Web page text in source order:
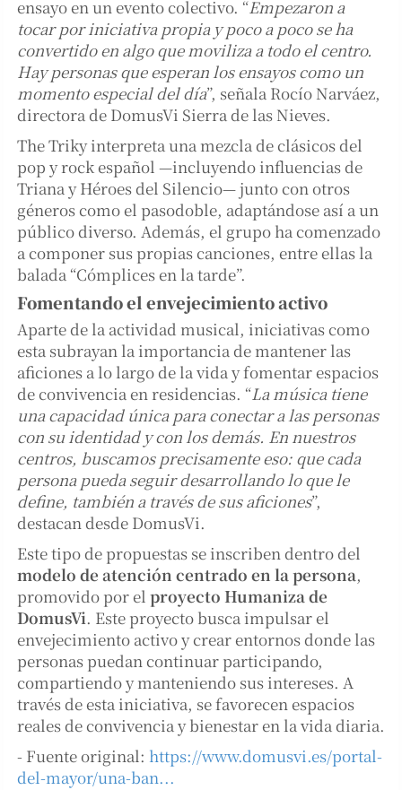
ensayo en un evento colectivo. “Empezaron a
tocar por iniciativa propia y poco a poco se ha
convertido en algo que moviliza a todo el centro.
Hay personas que esperan los ensayos como un
momento especial del día”, señala Rocío Narváez,
directora de DomusVi Sierra de las Nieves.
The Triky interpreta una mezcla de clásicos del
pop y rock español —incluyendo influencias de
Triana y Héroes del Silencio— junto con otros
géneros como el pasodoble, adaptándose así a un
público diverso. Además, el grupo ha comenzado
a componer sus propias canciones, entre ellas la
balada “Cómplices en la tarde”.
Fomentando el envejecimiento activo
Aparte de la actividad musical, iniciativas como
esta subrayan la importancia de mantener las
aficiones a lo largo de la vida y fomentar espacios
de convivencia en residencias. “La música tiene
una capacidad única para conectar a las personas
con su identidad y con los demás. En nuestros
centros, buscamos precisamente eso: que cada
persona pueda seguir desarrollando lo que le
define, también a través de sus aficiones”,
destacan desde DomusVi.
Este tipo de propuestas se inscriben dentro del
modelo de atención centrado en la persona,
promovido por el proyecto Humaniza de
DomusVi. Este proyecto busca impulsar el
envejecimiento activo y crear entornos donde las
personas puedan continuar participando,
compartiendo y manteniendo sus intereses. A
través de esta iniciativa, se favorecen espacios
reales de convivencia y bienestar en la vida diaria.
- Fuente original: https://www.domusvi.es/portal-
del-mayor/una-ban...